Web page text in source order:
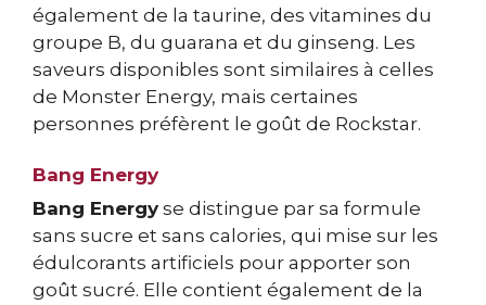
également de la taurine, des vitamines du
groupe B, du guarana et du ginseng. Les
saveurs disponibles sont similaires à celles
de Monster Energy, mais certaines
personnes préfèrent le goût de Rockstar.
Bang Energy
Bang Energy se distingue par sa formule
sans sucre et sans calories, qui mise sur les
édulcorants artificiels pour apporter son
goût sucré. Elle contient également de la